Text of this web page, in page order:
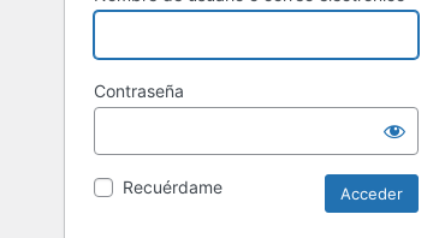
Contraseña
Recuérdame